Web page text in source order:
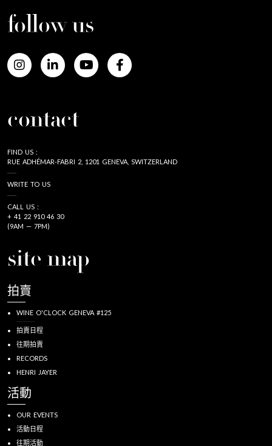
follow us
contact
FIND US :
RUE ADHÉMAR-FABRI 2, 1201 GENEVA, SWITZERLAND
WRITE TO US
CALL US :
+ 41 22 910 46 30
(9AM — 7PM)
site map
拍賣
WINE O'CLOCK GENEVA #125
拍賣日程
往期拍賣
RECORDS
HENRI JAYER
活動
OUR EVENTS
活動日程
往期活動